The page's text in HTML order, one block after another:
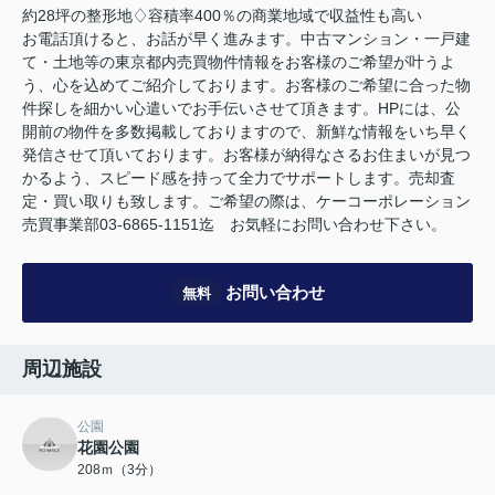
約28坪の整形地♢容積率400％の商業地域で収益性も高い
お電話頂けると、お話が早く進みます。中古マンション・一戸建
て・土地等の東京都内売買物件情報をお客様のご希望が叶うよ
う、心を込めてご紹介しております。お客様のご希望に合った物
件探しを細かい心遣いでお手伝いさせて頂きます。HPには、公
開前の物件を多数掲載しておりますので、新鮮な情報をいち早く
発信させて頂いております。お客様が納得なさるお住まいが見つ
かるよう、スピード感を持って全力でサポートします。売却査
定・買い取りも致します。ご希望の際は、ケーコーポレーション
売買事業部03-6865-1151迄 お気軽にお問い合わせ下さい。
無料 お問い合わせ
周辺施設
公園
花園公園
208ｍ（3分）